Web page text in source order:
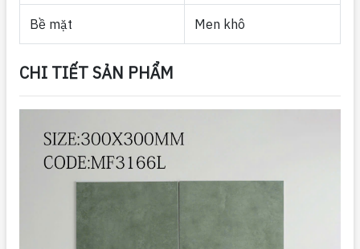
Bề mặt Men khô
CHI TIẾT SẢN PHẨM